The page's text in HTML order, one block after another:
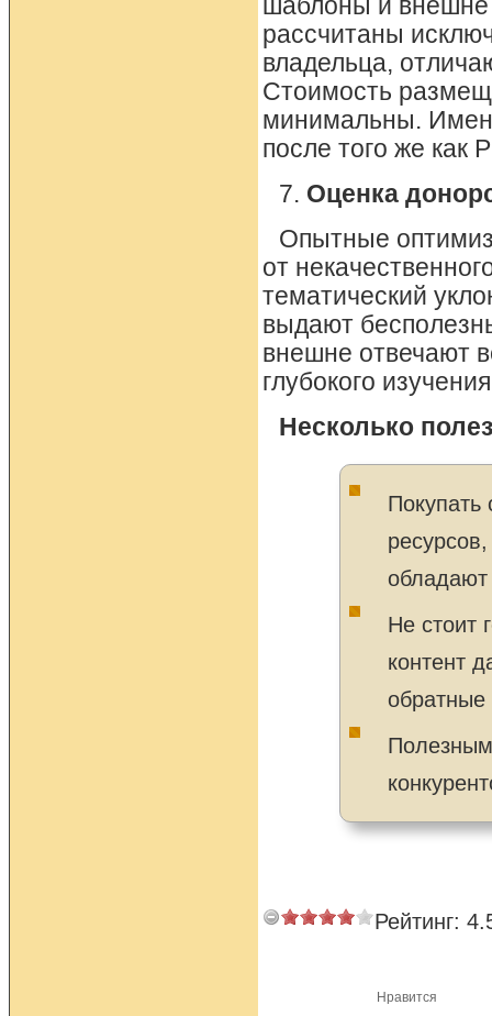
шаблоны и внешне
рассчитаны
владельца,
Стоимость
минимальны.
после того же как
7. Оценка
Опытные
от
тематический
выдают
внешне отвечают
глубокого
Несколько
Покупать
Не стоит
контент
обратные
Полезным
Рейтинг:
Нравится